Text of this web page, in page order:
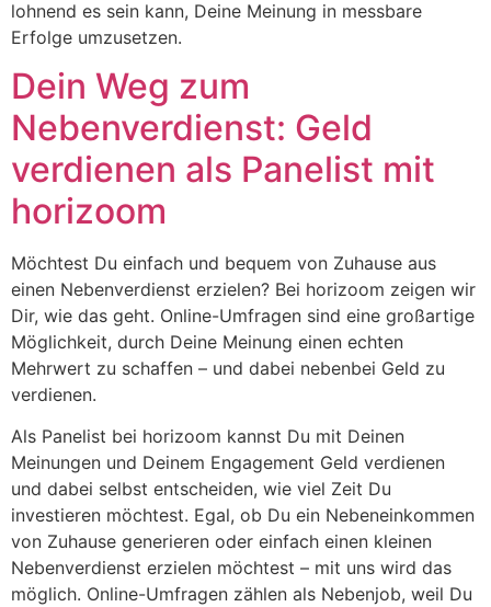
lohnend es sein kann, Deine Meinung in messbare
Erfolge umzusetzen.
Dein Weg zum
Nebenverdienst: Geld
verdienen als Panelist mit
horizoom
Möchtest Du einfach und bequem von Zuhause aus
einen Nebenverdienst erzielen? Bei horizoom zeigen wir
Dir, wie das geht. Online-Umfragen sind eine großartige
Möglichkeit, durch Deine Meinung einen echten
Mehrwert zu schaffen – und dabei nebenbei Geld zu
verdienen.
Als Panelist bei horizoom kannst Du mit Deinen
Meinungen und Deinem Engagement Geld verdienen
und dabei selbst entscheiden, wie viel Zeit Du
investieren möchtest. Egal, ob Du ein Nebeneinkommen
von Zuhause generieren oder einfach einen kleinen
Nebenverdienst erzielen möchtest – mit uns wird das
möglich. Online-Umfragen zählen als Nebenjob, weil Du